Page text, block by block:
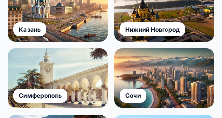
Казань Нижний Новгород
Симферополь Сочи